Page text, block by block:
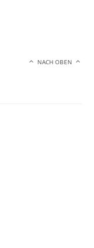
NACH OBEN